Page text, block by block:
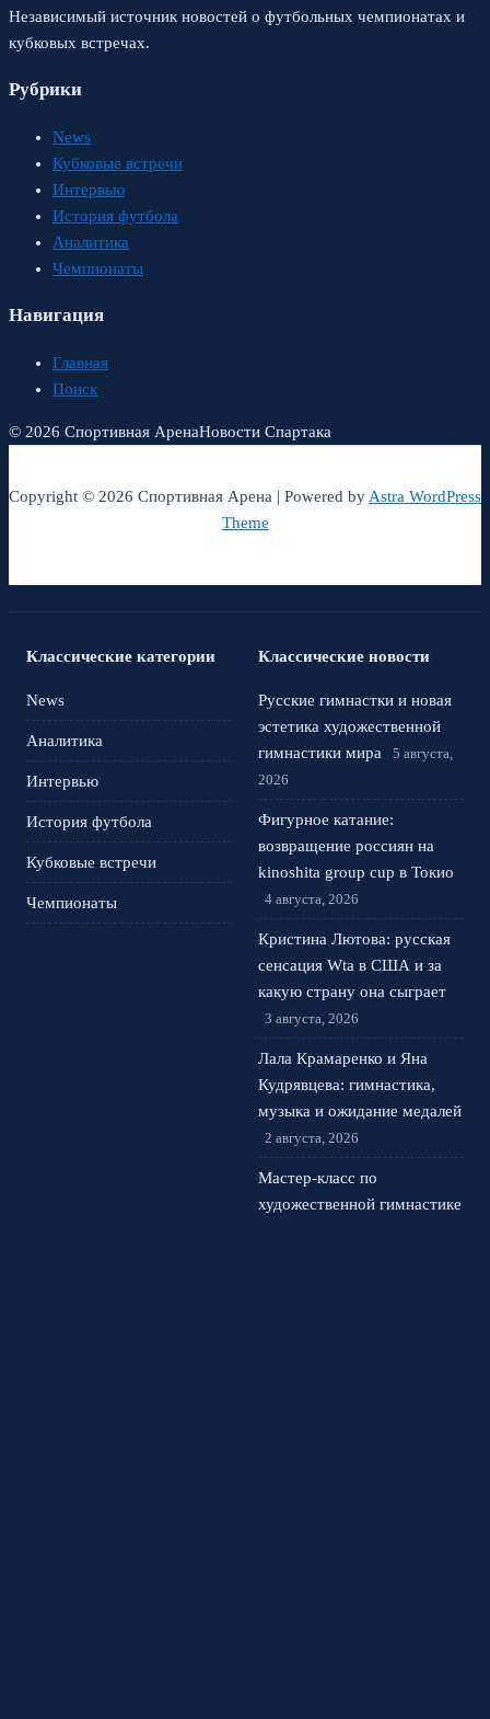
Независимый источник новостей о футбольных чемпионатах и
кубковых встречах.
Рубрики
News
Кубковые встречи
Интервью
История футбола
Аналитика
Чемпионаты
Навигация
Главная
Поиск
© 2026 Спортивная АренаНовости Спартака
Copyright © 2026 Спортивная Арена | Powered byAstra WordPress
Theme
Классические категории
News
Аналитика
Интервью
История футбола
Кубковые встречи
Чемпионаты
Классические новости
Русские гимнастки и новая
эстетика художественной
гимнастики мира
5 августа,
2026
Фигурное катание:
возвращение россиян на
kinoshita group cup в Токио
4 августа, 2026
Кристина Лютова: русская
сенсация Wta в США и за
какую страну она сыграет
3 августа, 2026
Лала Крамаренко и Яна
Кудрявцева: гимнастика,
музыка и ожидание медалей
2 августа, 2026
Мастер-класс по
художественной гимнастике